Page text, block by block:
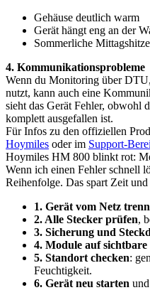
Gehäuse deutlich warm
Gerät hängt eng an der
Sommerliche Mittagshitze
4. Kommunikationsprobleme
Wenn du Monitoring über
nutzt, kann auch eine
sieht das Gerät Fehler, obwohl
komplett ausgefallen ist.
Für Infos zu den offiziellen
Hoymiles oder im Support-
Hoymiles HM 800 blinkt rot:
Wenn ich einen Fehler schnell
Reihenfolge. Das spart Zeit
1. Gerät vom Netz
2. Alle Stecker prüfen,
3. Sicherung und
4. Module auf
5. Standort checken:
Feuchtigkeit.
6. Gerät neu starten